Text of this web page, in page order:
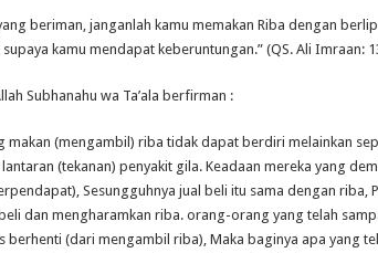
beriman, janganlah kamu memakan Riba dengan
kamu mendapat keberuntungan.” (QS. Ali Imraan:
Subhanahu wa Ta’ala berfirman :
makan (mengambil) riba tidak dapat berdiri melainkan
(tekanan) penyakit gila. Keadaan mereka yang
Sesungguhnya jual beli itu sama dengan riba,
dan mengharamkan riba. orang-orang yang telah
berhenti (dari mengambil riba), Maka baginya apa yang